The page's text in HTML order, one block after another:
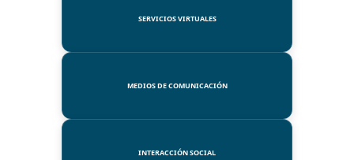
SERVICIOS VIRTUALES
MEDIOS DE COMUNICACIÓN
INTERACCIÓN SOCIAL